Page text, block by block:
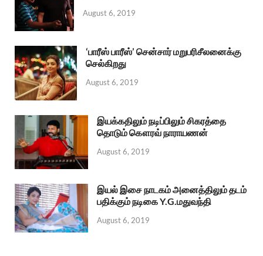
August 6, 2019
‘பாரீஸ் பாரீஸ்’ சென்சார் மறுபரிசீலனைக்கு
செல்கிறது
August 6, 2019
இயக்கதிலும் நடிப்பிலும் சிகரத்தை
தொடும் கௌரவ் நாராயணன்
August 6, 2019
இயல் இசை நாடகம் அனைத்திலும் தடம்
பதிக்கும் நடிகை Y.G.மதுவந்தி
August 6, 2019